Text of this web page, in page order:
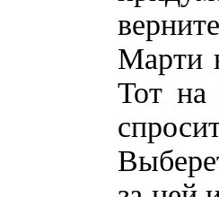
Марти
Тот на